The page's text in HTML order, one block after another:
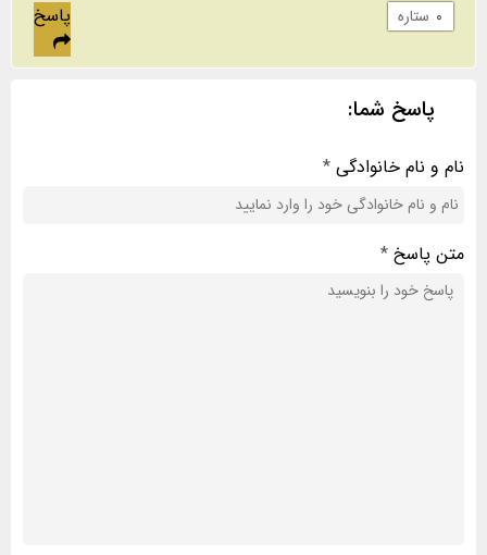
۰ ستاره پاسخ
پاسخ شما:
نام و نام خانوادگی *
متن پاسخ *